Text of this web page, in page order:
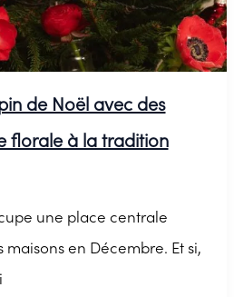
de Noël avec des
florale à la tradition
une place centrale
en Décembre. Et si,